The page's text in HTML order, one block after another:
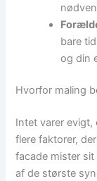
bare
og din
Hvorfor maling
Intet varer evigt,
flere faktorer,
facade mister
af de største